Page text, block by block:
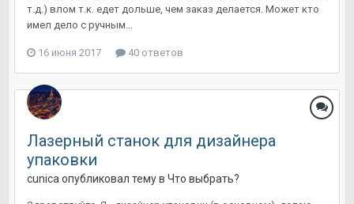
т.д.) влом т.к. едет дольше, чем заказ делается. Может кто
имел дело с ручным...
16 июня 2017 40 ответов
Лазерный станок для дизайнера
упаковки
cunica опубликовал тему в Что выбрать?